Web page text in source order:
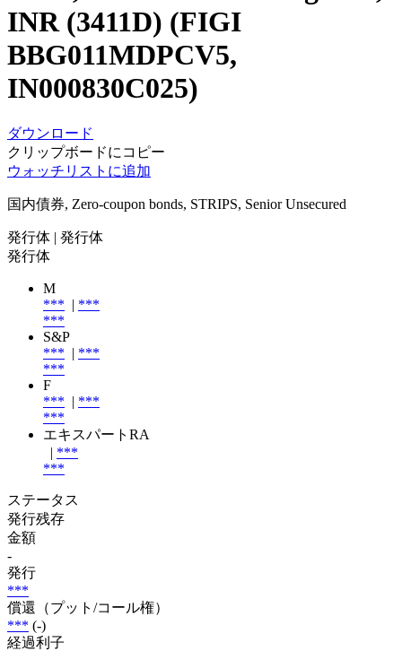
INR (3411D) (FIGI
BBG011MDPCV5,
IN000830C025)
ダウンロード
クリップボードにコピー
ウォッチリストに追加
国内債券, Zero-coupon bonds, STRIPS, Senior Unsecured
発行体 | 発行体
発行体
M
*** | ***
***
S&P
*** | ***
***
F
*** | ***
***
エキスパートRA
| ***
***
ステータス
発行残存
金額
-
発行
***
償還（プット/コール権）
*** (-)
経過利子